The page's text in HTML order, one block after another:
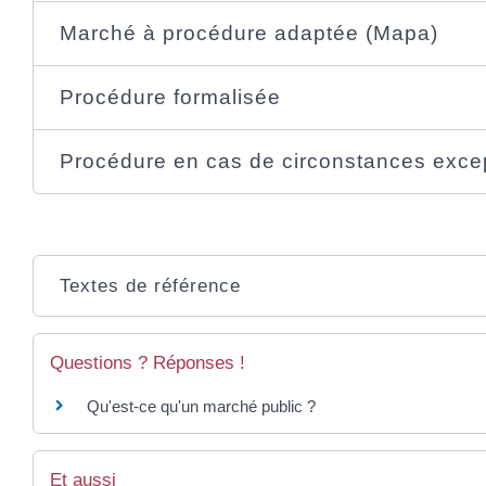
Marché à procédure adaptée (Mapa)
Procédure formalisée
Procédure en cas de circonstances
Textes de référence
Questions ? Réponses !
Qu'est-ce qu'un marché public ?
Et aussi